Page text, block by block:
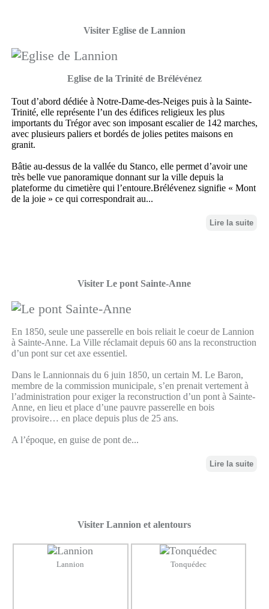
Visiter Eglise de Lannion
Eglise de la Trinité de Brélévénez
Tout d’abord dédiée à Notre-Dame-des-Neiges puis à la Sainte-
Trinité, elle représente l’un des édifices religieux les plus
importants du Trégor avec son imposant escalier de 142 marches,
avec plusieurs paliers et bordés de jolies petites maisons en
granit.
Bâtie au-dessus de la vallée du Stanco, elle permet d’avoir une
très belle vue panoramique donnant sur la ville depuis la
plateforme du cimetière qui l’entoure.Brélévenez signifie « Mont
de la joie » ce qui correspondrait au...
Lire la suite
Visiter Le pont Sainte-Anne
En 1850, seule une passerelle en bois reliait le coeur de Lannion
à Sainte-Anne. La Ville réclamait depuis 60 ans la reconstruction
d’un pont sur cet axe essentiel.
Dans le Lannionnais du 6 juin 1850, un certain M. Le Baron,
membre de la commission municipale, s’en prenait vertement à
l’administration pour exiger la reconstruction d’un pont à Sainte-
Anne, en lieu et place d’une pauvre passerelle en bois
provisoire… en place depuis plus de 25 ans.
A l’époque, en guise de pont de...
Lire la suite
Visiter Lannion et alentours
Lannion Tonquédec